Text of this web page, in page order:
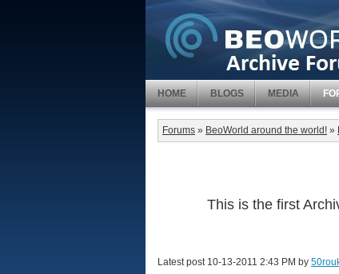
HOME BLOGS MEDIA
Forums » BeoWorld around the world! »
This is the first
Latest post 10-13-2011 2:43 PM by